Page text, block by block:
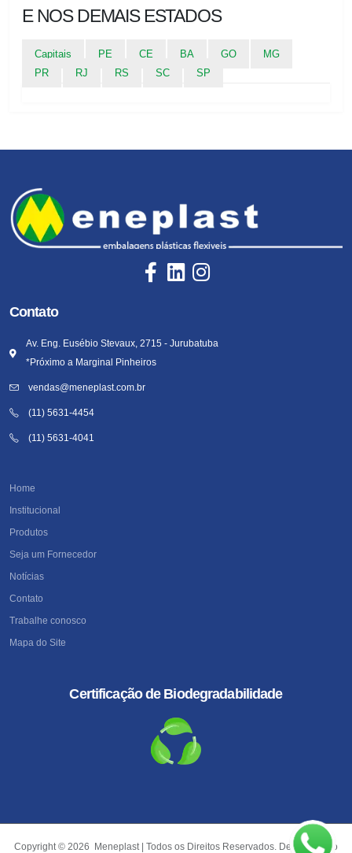
E NOS DEMAIS ESTADOS
Capitais PE CE BA GO
MG
PR
RJ RS SC SP
Contato
Av. Eng. Eusébio Stevaux, 2715 - Jurubatuba
*Próximo a Marginal Pinheiros
vendas@meneplast.com.br
(11) 5631-4454
(11) 5631-4041
Home
Institucional
Produtos
Seja um Fornecedor
Notícias
Contato
Trabalhe conosco
Mapa do Site
Certificação de Biodegradabilidade
Copyright © 2026 Meneplast | Todos os Direitos Reservados. Desenvolvido